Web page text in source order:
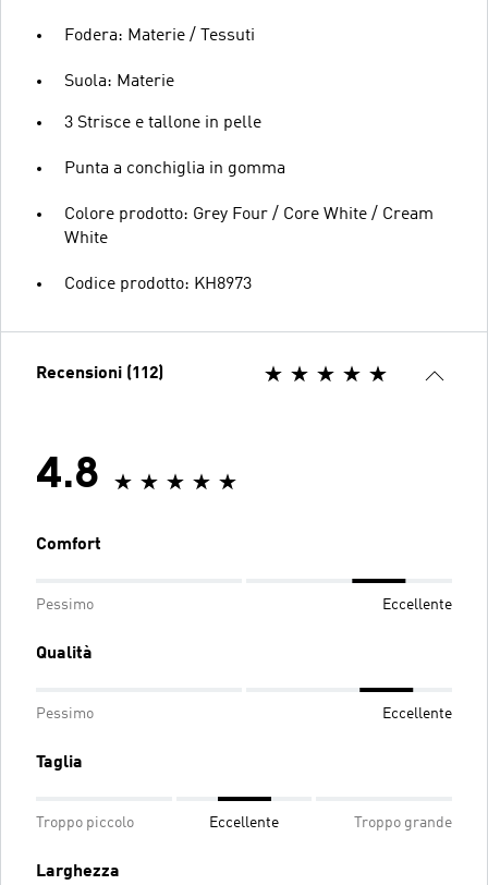
Fodera: Materie / Tessuti
Suola: Materie
3 Strisce e tallone in pelle
Punta a conchiglia in gomma
Colore prodotto: Grey Four / Core White / Cream
White
Codice prodotto: KH8973
Recensioni (112)
4.8
Comfort
Pessimo Eccellente
Qualità
Pessimo Eccellente
Taglia
Troppo piccolo Eccellente Troppo grande
Larghezza